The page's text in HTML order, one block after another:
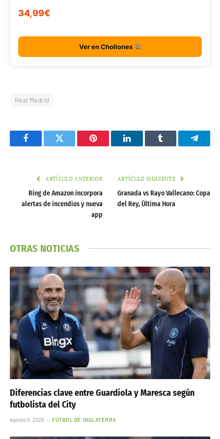
34,99€
Ver en Chollones
Real Madrid
FacebookTwitter Pinterest LinkedInTumblr
ARTÍCULO ANTERIOR
Ring de Amazon incorpora
alertas de incendios y nueva
app
ARTÍCULO SIGUIENTE
Granada vs Rayo Vallecano: Copa
del Rey, Última Hora
OTRAS NOTICIAS
Diferencias clave entre Guardiola y Maresca según
futbolista del City
agosto 5, 2026 FÚTBOL DE INGLATERRA